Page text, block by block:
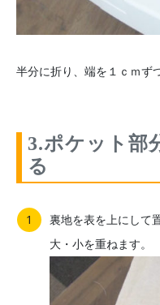
半分に折り、端を１ｃｍず
3.ポケット部
る
裏地を表を上にして
大・小を重ねます。